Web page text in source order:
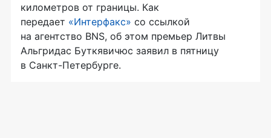
километров от границы. Как
передает «Интерфакс» со ссылкой
на агентство BNS, об этом премьер Литвы
Альгридас Буткявичюс заявил в пятницу
в Санкт-Петербурге.